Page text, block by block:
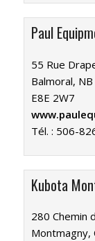
Paul
55 Rue
Balmoral, NB
E8E 2W7
Tél. : 506-
Kubota
280 Chemin
Montmagny,